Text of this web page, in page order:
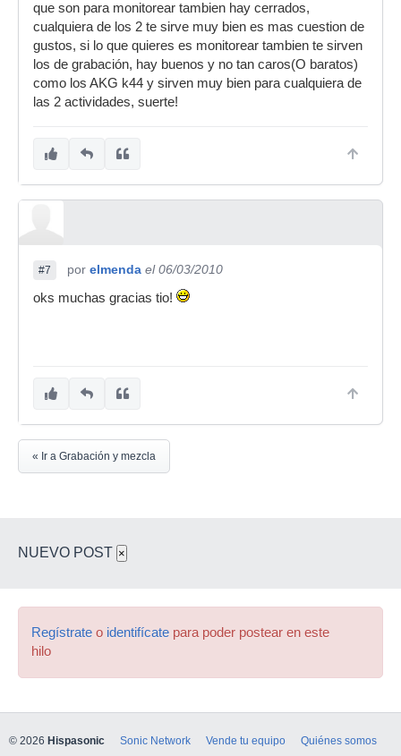
que son para monitorear tambien hay cerrados,
cualquiera de los 2 te sirve muy bien es mas cuestion de
gustos, si lo que quieres es monitorear tambien te sirven
los de grabación, hay buenos y no tan caros(O baratos)
como los AKG k44 y sirven muy bien para cualquiera de
las 2 actividades, suerte!
#7 por elmenda el 06/03/2010
oks muchas gracias tio!
« Ir a Grabación y mezcla
NUEVO POST ×
Regístrate o identifícate para poder postear en este
hilo
© 2026 Hispasonic Sonic Network Vende tu equipo
Quiénes somos